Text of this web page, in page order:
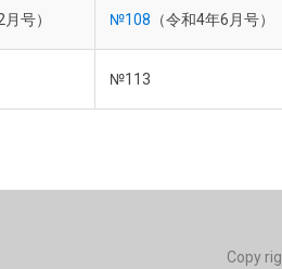
月号） №108 （令和4年6月号）
№113
Copy